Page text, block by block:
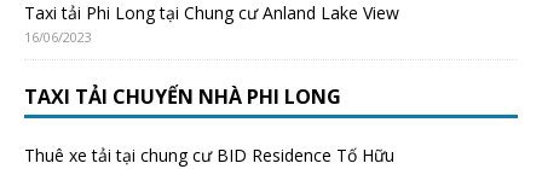
Taxi tải Phi Long tại Chung cư Anland Lake View
16/06/2023
TAXI TẢI CHUYỂN NHÀ PHI LONG
Thuê xe tải tại chung cư BID Residence Tố Hữu